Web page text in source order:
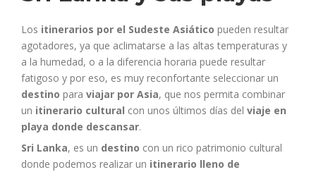
Los itinerarios por el Sudeste Asiático pueden resultar
agotadores, ya que aclimatarse a las altas temperaturas y
a la humedad, o a la diferencia horaria puede resultar
fatigoso y por eso, es muy reconfortante seleccionar un
destino paraviajar por Asia, que nos permita combinar
un itinerario cultural con unos últimos días delviaje en
playa donde descansar.
Sri Lanka, es un destino con un rico patrimonio cultural
donde podemos realizar un itinerario lleno de